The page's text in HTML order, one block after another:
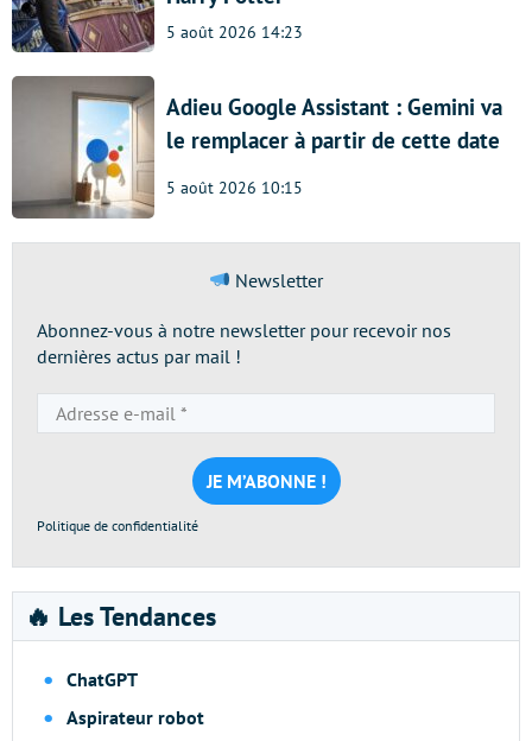
5 août 2026 14:23
Adieu Google Assistant : Gemini va
le remplacer à partir de cette date
5 août 2026 10:15
Newsletter
Abonnez-vous à notre newsletter pour recevoir nos
dernières actus par mail !
e-
mail
*
Politique de confidentialité
🔥 Les Tendances
ChatGPT
Aspirateur robot